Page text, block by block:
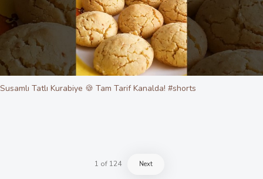
Susamlı Tatlı Kurabiye 🍪 Tam Tarif Kanalda! #shorts
1 of 124 Next